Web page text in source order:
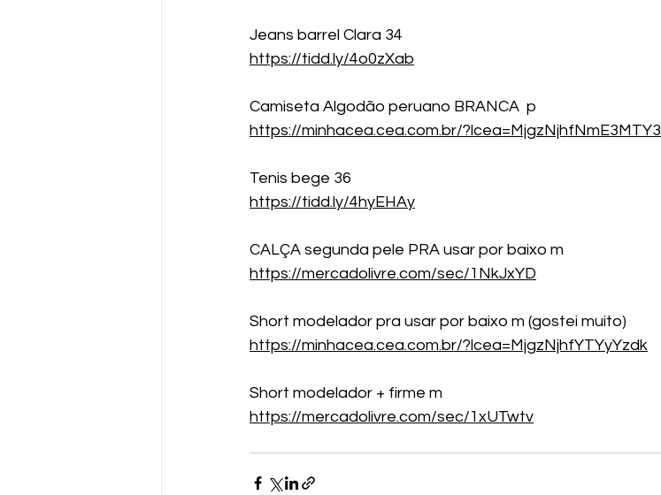
Jeans barrel Clara 34
https://tidd.ly/4o0zXab
Camiseta Algodão peruano BRANCA  p
https://minhacea.cea.com.br/?lcea=MjgzNjhfNmE3MTY3
Tenis bege 36
https://tidd.ly/4hyEHAy
CALÇA segunda pele PRA usar por baixo m
https://mercadolivre.com/sec/1NkJxYD
Short modelador pra usar por baixo m (gostei muito)
https://minhacea.cea.com.br/?lcea=MjgzNjhfYTYyYzdk
Short modelador + firme m
https://mercadolivre.com/sec/1xUTwtv